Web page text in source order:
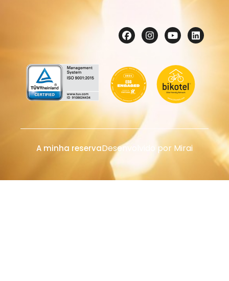
A minha reservaDesenvolvido por Mirai